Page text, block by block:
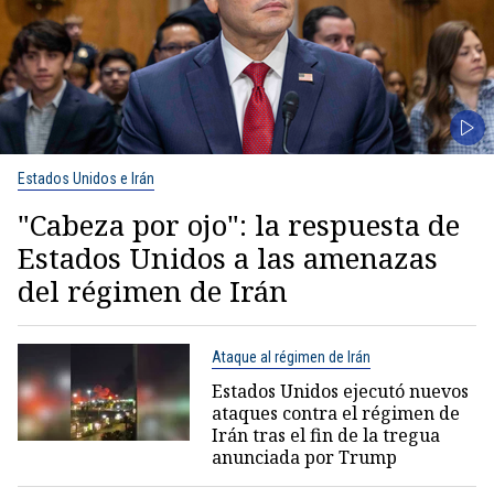
Estados Unidos e Irán
"Cabeza por ojo": la respuesta de
Estados Unidos a las amenazas
del régimen de Irán
Ataque al régimen de Irán
Estados Unidos ejecutó nuevos
ataques contra el régimen de
Irán tras el fin de la tregua
anunciada por Trump